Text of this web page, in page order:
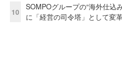
10
SOMPOグループの“海外仕込
に「経営の司令塔」として変